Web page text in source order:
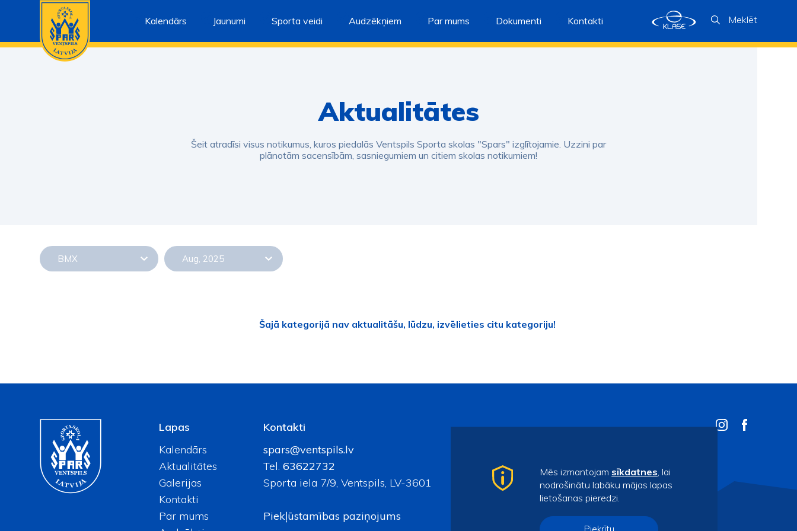
Kalendārs Jaunumi Sporta veidi Audzēkņiem Par mums Dokumenti Kontakti Meklēt
Aktualitātes
Šeit atradīsi visus notikumus, kuros piedalās Ventspils Sporta skolas "Spars" izglītojamie. Uzzini par
plānotām sacensībām, sasniegumiem un citiem skolas notikumiem!
BMX Aug, 2025
Šajā kategorijā nav aktualitāšu, lūdzu, izvēlieties citu kategoriju!
Lapas
Kalendārs
Aktualitātes
Galerijas
Kontakti
Par mums
Kontakti
spars@ventspils.lv
Tel. 63622732
Sporta iela 7/9, Ventspils, LV-3601
Piekļūstamības paziņojums
Mēs izmantojam sīkdatnes, lai
nodrošinātu labāku mājas lapas
lietošanas pieredzi.